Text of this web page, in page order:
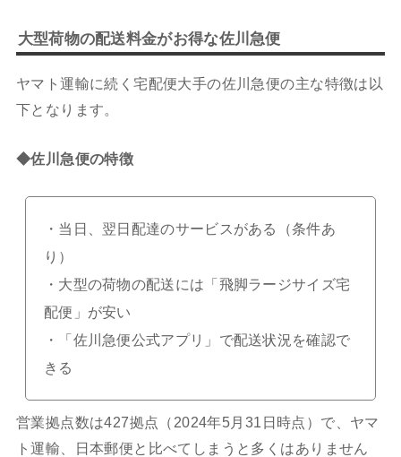
大型荷物の配送料金がお得な佐川急便
ヤマト運輸に続く宅配便大手の佐川急便の主な特徴は以
下となります。
◆佐川急便の特徴
・当日、翌日配達のサービスがある（条件あ
り）
・大型の荷物の配送には「飛脚ラージサイズ宅
配便」が安い
・「佐川急便公式アプリ」で配送状況を確認で
きる
営業拠点数は427拠点（2024年5月31日時点）で、ヤマ
ト運輸、日本郵便と比べてしまうと多くはありません